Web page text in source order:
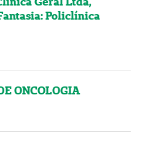
Policlínica
ONCOLOGIA